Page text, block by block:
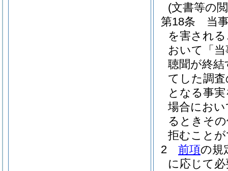
(文書等の
第18条
当
を害され
おいて「
聴聞が終
てした調
となる事
場合にお
るときそ
拒むこと
2
前項の規
に応じて